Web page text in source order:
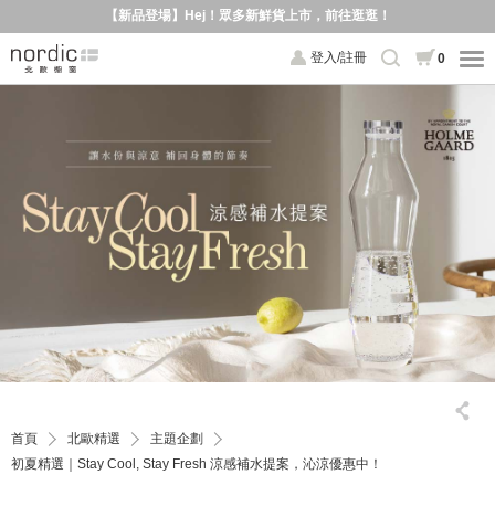
【新品登場】Hej！眾多新鮮貨上市，前往逛逛！
登入/註冊 0
首頁 北歐精選
主題企劃
初夏精選｜Stay Cool, Stay Fresh 涼感補水提案，沁涼優惠中！